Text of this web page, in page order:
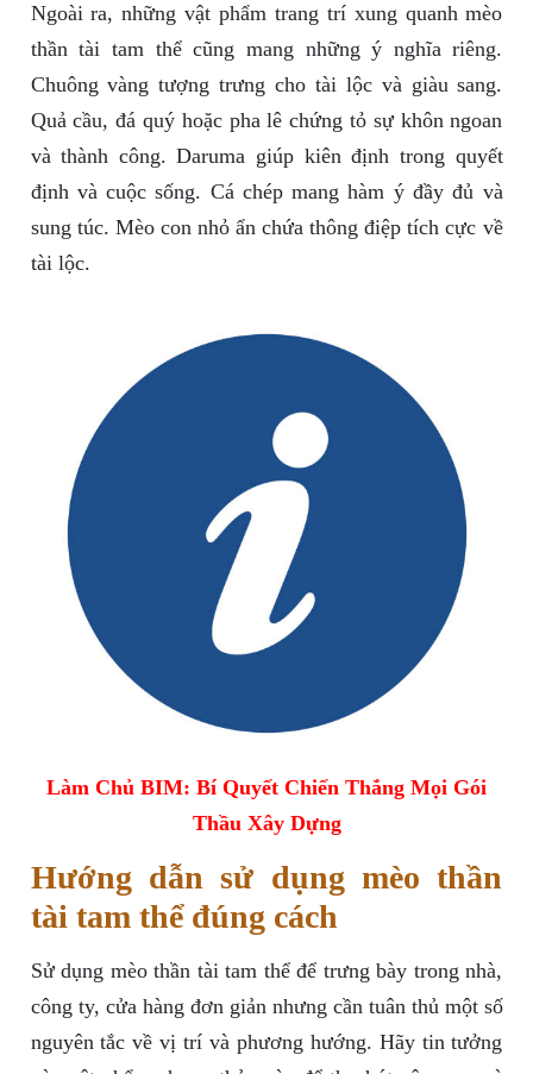
Ngoài ra, những vật phẩm trang trí xung quanh mèo
thần tài tam thể cũng mang những ý nghĩa riêng.
Chuông vàng tượng trưng cho tài lộc và giàu sang.
Quả cầu, đá quý hoặc pha lê chứng tỏ sự khôn ngoan
và thành công. Daruma giúp kiên định trong quyết
định và cuộc sống. Cá chép mang hàm ý đầy đủ và
sung túc. Mèo con nhỏ ẩn chứa thông điệp tích cực về
tài lộc.
Làm Chủ BIM: Bí Quyết Chiến Thắng Mọi Gói
Thầu Xây Dựng
Hướng dẫn sử dụng mèo thần
tài tam thể đúng cách
Sử dụng mèo thần tài tam thể để trưng bày trong nhà,
công ty, cửa hàng đơn giản nhưng cần tuân thủ một số
nguyên tắc về vị trí và phương hướng. Hãy tin tưởng